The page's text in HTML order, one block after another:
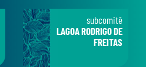
subcomitê
LAGOA RODRIGO DE
FREITAS